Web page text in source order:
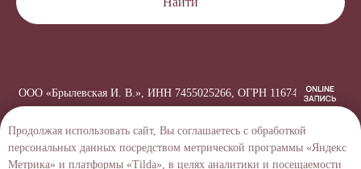
Продолжая использовать сайт, Вы соглашаетесь с обработкой
персональных данных посредством метрической программы «Яндекс
Метрика» и платформы «Tilda», в целях аналитики и посещаемости
ООО «Брылевская И. В.», ИНН 7455025266, ОГРН 1167456064170